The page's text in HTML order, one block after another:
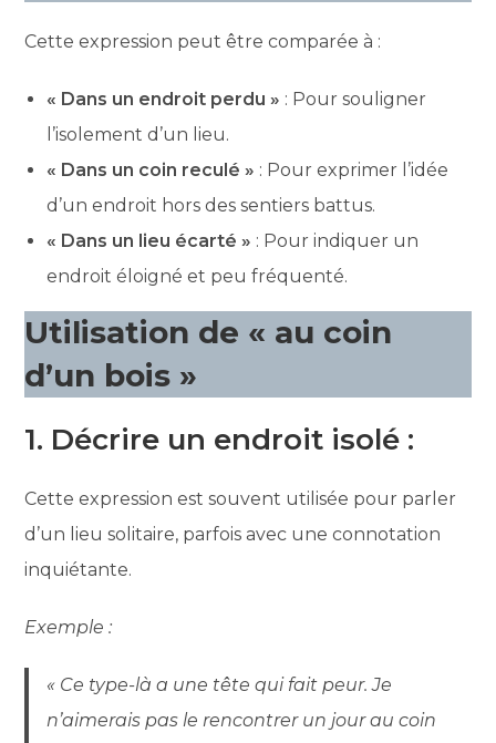
Cette expression peut être comparée à :
« Dans un endroit perdu » : Pour souligner
l’isolement d’un lieu.
« Dans un coin reculé » : Pour exprimer l’idée
d’un endroit hors des sentiers battus.
« Dans un lieu écarté » : Pour indiquer un
endroit éloigné et peu fréquenté.
Utilisation de « au coin
d’un bois »
1. Décrire un endroit isolé :
Cette expression est souvent utilisée pour parler
d’un lieu solitaire, parfois avec une connotation
inquiétante.
Exemple :
« Ce type-là a une tête qui fait peur. Je
n’aimerais pas le rencontrer un jour au coin